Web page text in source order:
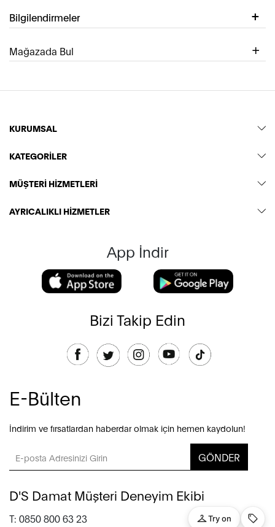
Bilgilendirmeler
Mağazada Bul
KURUMSAL
KATEGORİLER
MÜŞTERİ HİZMETLERİ
AYRICALIKLI HİZMETLER
App İndir
Bizi Takip Edin
E-Bülten
İndirim ve fırsatlardan haberdar olmak için hemen kaydolun!
GÖNDER
D'S Damat Müşteri Deneyim Ekibi
T: 0850 800 63 23